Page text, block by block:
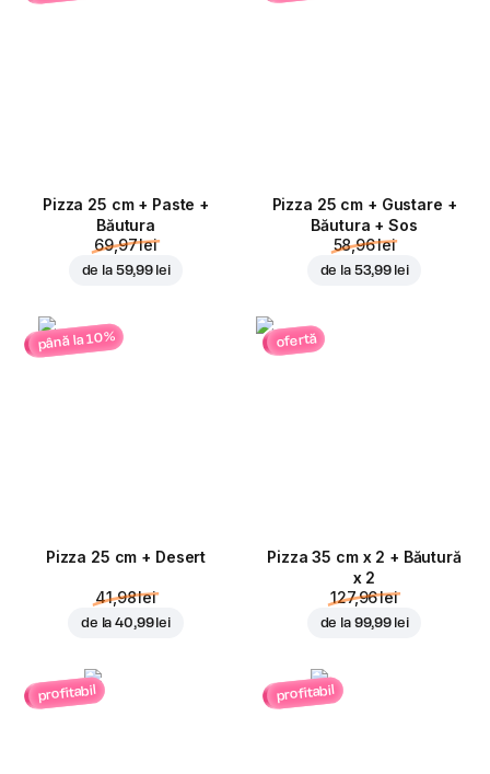
Pizza 25 cm + Paste +
Băutura
69,97 lei
de la 59,99 lei
Pizza 25 cm + Gustare +
Băutura + Sos
58,96 lei
de la 53,99 lei
până la 10%
Pizza 25 cm + Desert
41,98 lei
de la40,99 lei
ofertă
Pizza 35 cm x 2 + Băutură
x 2
127,96 lei
de la 99,99 lei
profitabil profitabil